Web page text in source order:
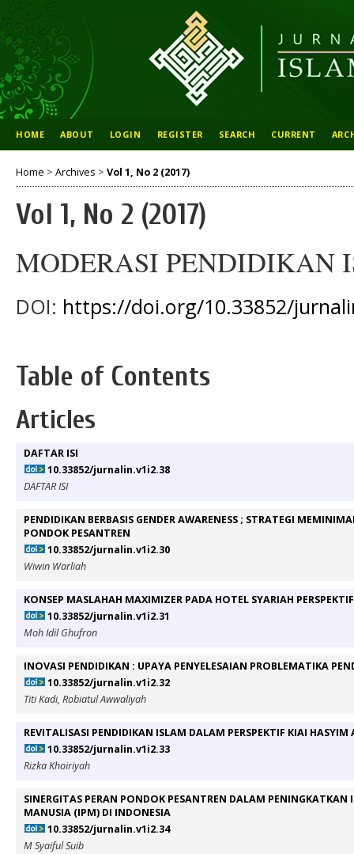
HOME ABOUT LOGIN REGISTER SEARCH CURRENT
Home > Archives > Vol 1, No 2 (2017)
Vol 1, No 2 (2017)
MODERASI PENDIDIKAN
DOI: https://doi.org/10.33852/
Table of Contents
Articles
DAFTAR ISI
10.33852/jurnalin.v1i2.38
DAFTAR ISI
PENDIDIKAN BERBASIS GENDER AWARENESS ; STRATEGI
PONDOK PESANTREN
10.33852/jurnalin.v1i2.30
Wiwin Warliah
KONSEP MASLAHAH MAXIMIZER PADA HOTEL SYARIAH
10.33852/jurnalin.v1i2.31
Moh Idil Ghufron
INOVASI PENDIDIKAN : UPAYA PENYELESAIAN PROBLEMATIKA
10.33852/jurnalin.v1i2.32
Titi Kadi, Robiatul Awwaliyah
REVITALISASI PENDIDIKAN ISLAM DALAM PERSPEKTIF KIAI
10.33852/jurnalin.v1i2.33
Rizka Khoiriyah
SINERGITAS PERAN PONDOK PESANTREN DALAM PENINGKATKAN
MANUSIA (IPM) DI INDONESIA
10.33852/jurnalin.v1i2.34
M Syaiful Suib